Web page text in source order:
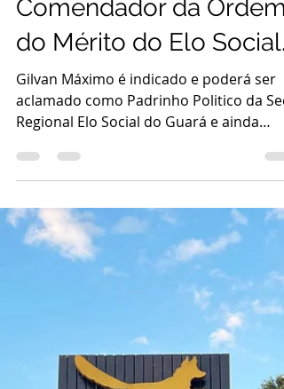
Diplomado como
Comendador da Ordem
do Mérito do Elo Social.
Gilvan Máximo é indicado e poderá ser
Regional Elo Social do Guará e ainda
Laureado, Aclamado e...